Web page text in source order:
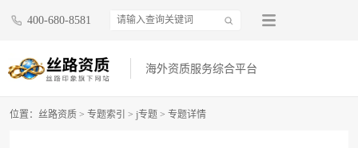
400-680-8581
海外资质服务综合平台
位置： 丝路资质 > 专题索引 > j专题 > 专题详情